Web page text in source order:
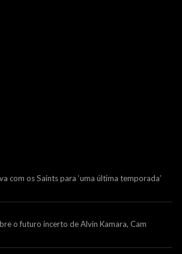
com os Saints para ‘uma última temporada’
o futuro incerto de Alvin Kamara, Cam